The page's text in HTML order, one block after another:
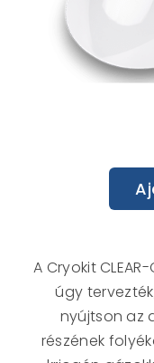
A Cryokit
úgy
nyújtson az
részének